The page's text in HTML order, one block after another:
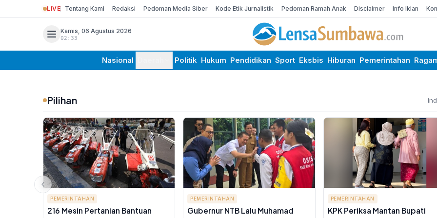
LIVE Tentang Kami Redaksi Pedoman Media Siber Kode Etik Jurnalistik Pedoman Ramah Anak Disclaimer Info Iklan
Kamis, 06 Agustus 2026
02:33
Nasional Politik Hukum Pendidikan Sport Eksbis Hiburan Pemerintahan
Pilihan
PEMERINTAHAN
216 Mesin Pertanian Bantuan
PEMERINTAHAN
Gubernur NTB Lalu Muhamad
PEMERINTAHAN
KPK Periksa Mantan Bupati